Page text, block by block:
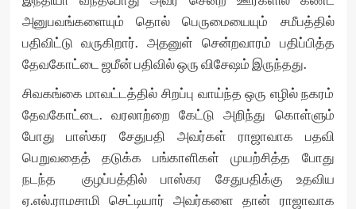
அனுபவங்களையும் தொல் பெருமையையும் சமீபத்தில்
பதிவிட்டு வருகிறார். அதனுள் சென்றவாரம் பதிப்பித்த
தேவகோட்டை ஜமீன் பதிவில் ஒரு விசேஷம் இருந்தது.
சிவகங்கை மாவட்டத்தில் சிறப்பு வாய்ந்த ஒரு எழில் நகரம்
தேவகோட்டை. வரலாற்றை கேட்டு அறிந்து கொள்ளும்
போது பாஸ்கர சேதுபதி அவர்கள் ராஜாவாக பதவி
பெறுவதைத் தடுக்க பங்காளிகள் முயற்சித்த போது
நடந்த குழப்பத்தில் பாஸ்கர சேதுபதிக்கு உதவிய
ஏ.எல்.ராமசாமி செட்டியார் அவர்களை தான் ராஜாவாக